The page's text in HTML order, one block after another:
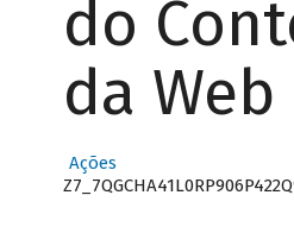
do
da Web
Ações